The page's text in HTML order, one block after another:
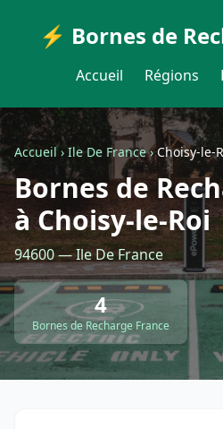
⚡ Bornes de
Accueil Régions
Accueil›Ile De France›Choisy-le-
Bornes de
à Choisy-le-Roi
94600 — Ile De France
4
Bornes de Recharge France